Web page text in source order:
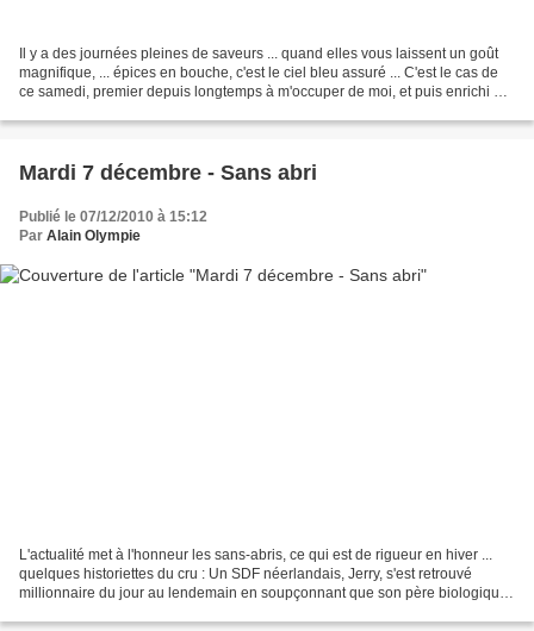
Il y a des journées pleines de saveurs ... quand elles vous laissent un goût
magnifique, ... épices en bouche, c'est le ciel bleu assuré ... C'est le cas de
ce samedi, premier depuis longtemps à m'occuper de moi, et puis enrichi de
Mardi 7 décembre - Sans abri
Publié le 07/12/2010 à 15:12
Par Alain Olympie
L'actualité met à l'honneur les sans-abris, ce qui est de rigueur en hiver ...
quelques historiettes du cru : Un SDF néerlandais, Jerry, s'est retrouvé
millionnaire du jour au lendemain en soupçonnant que son père biologique